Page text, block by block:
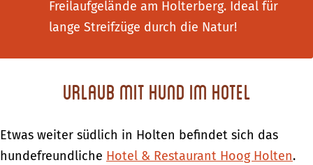
Freilaufgelände am Holterberg. Ideal für
lange Streifzüge durch die Natur!
Urlaub mit Hund im Hotel
Etwas weiter südlich in Holten befindet sich das
hundefreundliche Hotel & Restaurant Hoog Holten.